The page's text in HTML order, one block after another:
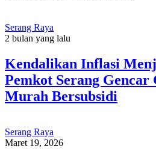
Serang Raya
2 bulan yang lalu
Kendalikan Inflasi
Pemkot Serang Gencar
Murah Bersubsidi
Serang Raya
Maret 19, 2026